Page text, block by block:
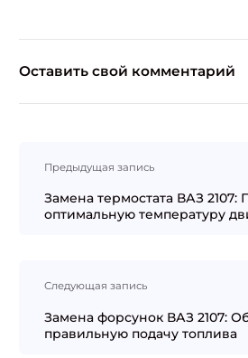
Оставить свой комментарий
записям
Предыдущая запись
Замена термостата ВАЗ
оптимальную температуру
Следующая запись
Замена форсунок ВАЗ 2107:
правильную подачу топлива